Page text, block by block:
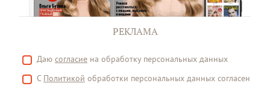
РЕКЛАМА
Даю согласие на обработку персональных данных
С Политикой обработки персональных данных согласен